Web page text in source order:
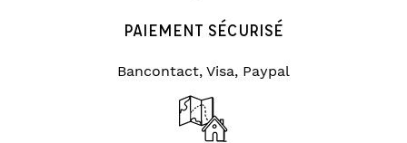
PAIEMENT SÉCURISÉ
Bancontact, Visa, Paypal